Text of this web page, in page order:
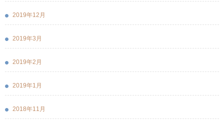
2019年12月
2019年3月
2019年2月
2019年1月
2018年11月